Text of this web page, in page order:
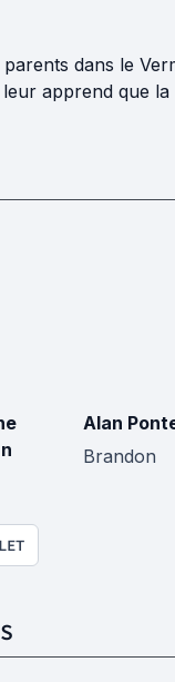
dans le
apprend que la
Alan
Brandon